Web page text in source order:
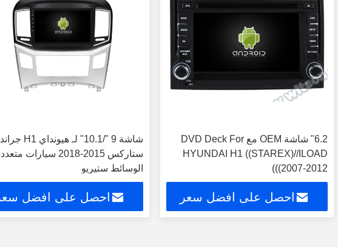
6.2" شاشة OEM مع DVD Deck For
HYUNDAI H1 ((STAREX)//ILOAD
((2007-2012)
احصل على افضل سعر
شاشة 9 "/10.1" لـ هيونداي H1 جراند
ستاركس 2015-2018 سيارات
الوسائط ستيريو
احصل على افضل